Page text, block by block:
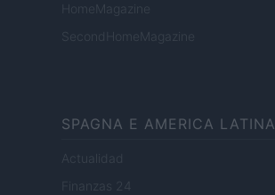
HomeMagazine
SecondHomeMagazine
SPAGNA E AMERICA LATINA
Actualidad
Finanzas 24